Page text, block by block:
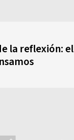
la reflexión: